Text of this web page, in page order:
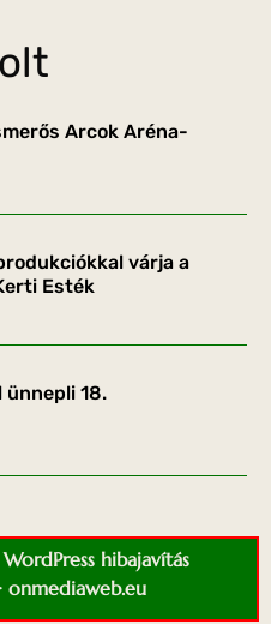
Arcok Aréna-
várja a
Esték
18.
hibajavítás
onmediaweb.eu